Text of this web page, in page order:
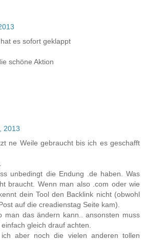
es sofort geklappt
schöne Aktion
2013
ne Weile gebraucht bis ich es geschafft
unbedingt die Endung .de haben. Was
braucht. Wenn man also .com oder wie
dein Tool den Backlink nicht (obwohl
auf die creadienstag Seite kam).
man das ändern kann.. ansonsten muss
gleich drauf achten.
aber noch die vielen anderen tollen